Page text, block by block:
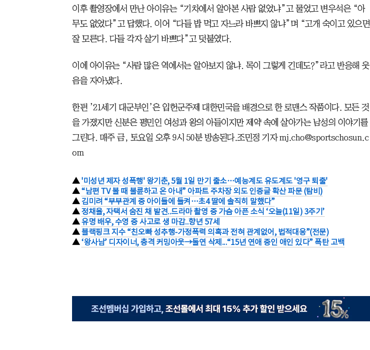
이후 촬영장에서 만난 아이유는 “기차에서 알아본 사람 없었냐”고 물었고 변우석은 “아
무도 없었다”고 답했다. 이어 “다들 밥 먹고 자느라 바쁘지 않냐”며 “고개 숙이고 있으면
잘 모른다. 다들 각자 살기 바쁘다”고 덧붙였다.
이에 아이유는 “사람 많은 역에서는 알아보지 않냐. 목이 그렇게 긴데도?”라고 반응해 웃
음을 자아냈다.
한편 ’21세기 대군부인’은 입헌군주제 대한민국을 배경으로 한 로맨스 작품이다. 모든 것
을 가졌지만 신분은 평민인 여성과 왕의 아들이지만 제약 속에 살아가는 남성의 이야기를
그린다. 매주 금, 토요일 오후 9시 50분 방송된다.조민정 기자 mj.cho@sportschosun.c
om
▲'미성년 제자 성폭행' 왕기춘, 5월 1일 만기 출소…예능계도 유도계도 '영구 퇴출'
▲“남편 TV 볼 때 불륜하고 온 아내” 아파트 주차장 외도 인증글 확산 파문 (탐비)
▲김미려 “부부관계 중 아이들에 들켜…초4 딸에 솔직히 말했다”
▲정채율, 자택서 숨진 채 발견..드라마 촬영 중 가슴 아픈 소식 ‘오늘(11일) 3주기’
▲유명 배우, 수영 중 사고로 생 마감..향년 57세
▲블랙핑크 지수 “친오빠 성추행-가정폭력 의혹과 전혀 관계없어, 법적대응”(전문)
▲‘왕사남’ 디자이너, 충격 커밍아웃→돌연 삭제...“15년 연애 중인 애인 있다” 폭탄 고백